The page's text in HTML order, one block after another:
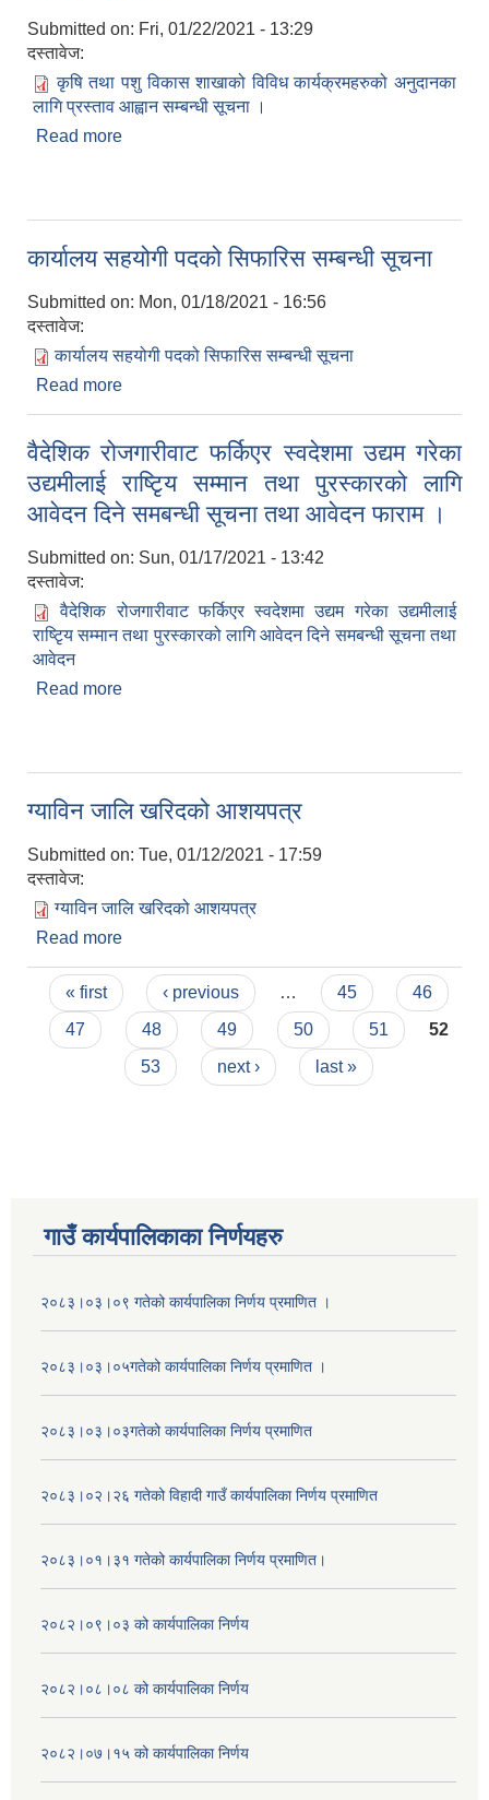
Submitted on: Fri, 01/22/2021 - 13:29
दस्तावेज:
कृषि तथा पशु विकास शाखाको विविध कार्यक्रमहरुको अनुदानका
लागि प्रस्ताव आह्वान सम्बन्धी सूचना ।
Read more
कार्यालय सहयोगी पदको सिफारिस सम्बन्धी सूचना
Submitted on: Mon, 01/18/2021 - 16:56
दस्तावेज:
कार्यालय सहयोगी पदको सिफारिस सम्बन्धी सूचना
Read more
वैदेशिक रोजगारीवाट फर्किएर स्वदेशमा उद्यम गरेका
उद्यमीलाई राष्टृिय सम्मान तथा पुरस्कारको लागि
आवेदन दिने समबन्धी सूचना तथा आवेदन फाराम ।
Submitted on: Sun, 01/17/2021 - 13:42
दस्तावेज:
वैदेशिक रोजगारीवाट फर्किएर स्वदेशमा उद्यम गरेका उद्यमीलाई
राष्टृिय सम्मान तथा पुरस्कारको लागि आवेदन दिने समबन्धी सूचना तथा
आवेदन
Read more
ग्याविन जालि खरिदको आशयपत्र
Submitted on: Tue, 01/12/2021 - 17:59
दस्तावेज:
ग्याविन जालि खरिदको आशयपत्र
Read more
Pages
« first ‹ previous … 45
46
47
48 49 50 51
52
53
next › last »
गाउँ कार्यपालिकाका निर्णयहरु
२०८३।०३।०९ गतेको कार्यपालिका निर्णय प्रमाणित ।
२०८३।०३।०५गतेको कार्यपालिका निर्णय प्रमाणित ।
२०८३।०३।०३गतेको कार्यपालिका निर्णय प्रमाणित
२०८३।०२।२६ गतेको विहादी गाउँ कार्यपालिका निर्णय प्रमाणित
२०८३।०१।३१ गतेको कार्यपालिका निर्णय प्रमाणित।
२०८२।०९।०३ को कार्यपालिका निर्णय
२०८२।०८।०८ को कार्यपालिका निर्णय
२०८२।०७।१५ को कार्यपालिका निर्णय